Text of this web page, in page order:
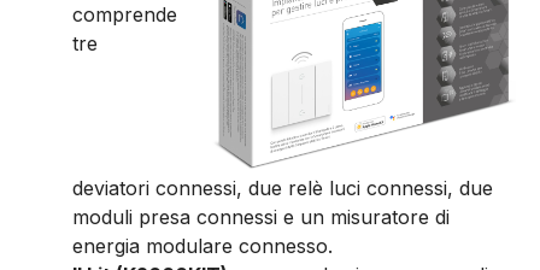
comprende
tre
deviatori connessi, due relè luci connessi, due
moduli presa connessi e un misuratore di
energia modulare connesso.